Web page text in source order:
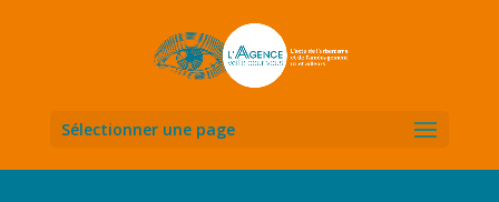
Sélectionner une page